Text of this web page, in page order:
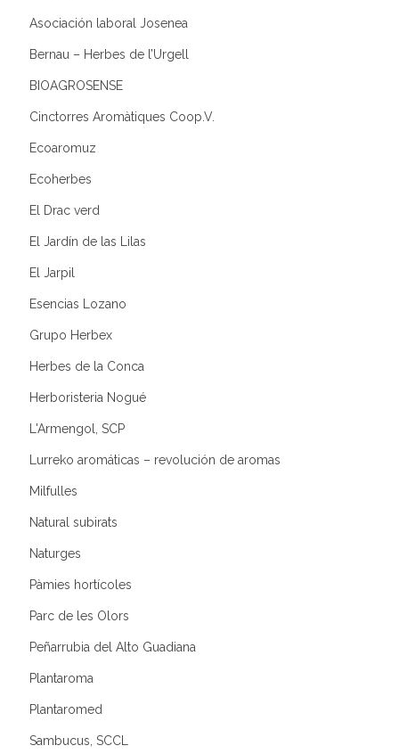
Asociación laboral Josenea
Bernau – Herbes de l’Urgell
BIOAGROSENSE
Cinctorres Aromàtiques Coop.V.
Ecoaromuz
Ecoherbes
El Drac verd
El Jardín de las Lilas
El Jarpil
Esencias Lozano
Grupo Herbex
Herbes de la Conca
Herboristeria Nogué
L'Armengol, SCP
Lurreko aromáticas – revolución de aromas
Milfulles
Natural subirats
Naturges
Pàmies hortícoles
Parc de les Olors
Peñarrubia del Alto Guadiana
Plantaroma
Plantaromed
Sambucus, SCCL